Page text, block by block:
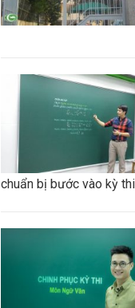
chuẩn bị bước vào kỳ